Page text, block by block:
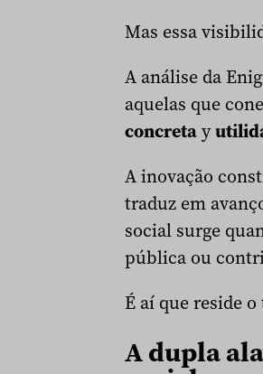
Mas essa
A análise da
aquelas que
concretay
A inovação
traduz em
social surge
pública ou
É aí que reside
A dupla